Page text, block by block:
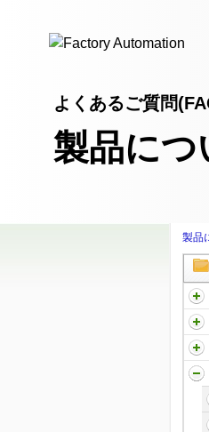
よくあるご質問
製品につ
製品